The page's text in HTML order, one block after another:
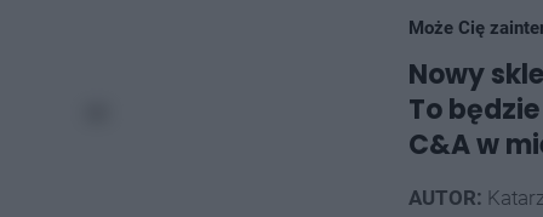
Może Cię
Nowy
To
C&A w
AUTOR: